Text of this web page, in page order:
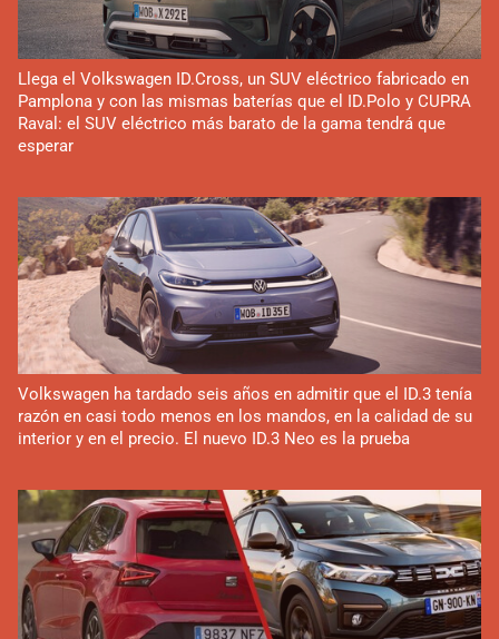
Llega el Volkswagen ID.Cross, un SUV eléctrico fabricado en
Pamplona y con las mismas baterías que el ID.Polo y CUPRA
Raval: el SUV eléctrico más barato de la gama tendrá que
esperar
Volkswagen ha tardado seis años en admitir que el ID.3 tenía
razón en casi todo menos en los mandos, en la calidad de su
interior y en el precio. El nuevo ID.3 Neo es la prueba